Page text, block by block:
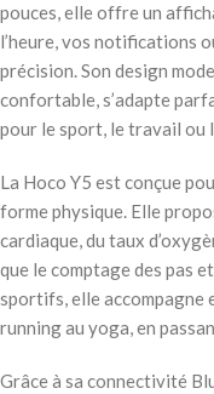
pouces, elle offre un
l’heure, vos notifications
précision. Son design
confortable, s’adapte
pour le sport, le travail ou
La Hoco Y5 est conçue
forme physique. Elle
cardiaque, du taux
que le comptage des pas
sportifs, elle accompagne
running au yoga, en
Grâce à sa connectivité